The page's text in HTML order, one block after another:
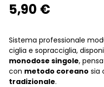
5,90 €
Sistema professionale
ciglia e sopracciglia,
monodose singole,
con metodo coreano sia
tradizionale.